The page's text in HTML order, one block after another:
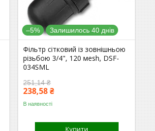
–5% Залишилось 40 днів
Фільтр сітковий із зовнішньою
різьбою 3/4", 120 мesh, DSF-
034SML
251,14 ₴
238,58 ₴
В наявності
Купити